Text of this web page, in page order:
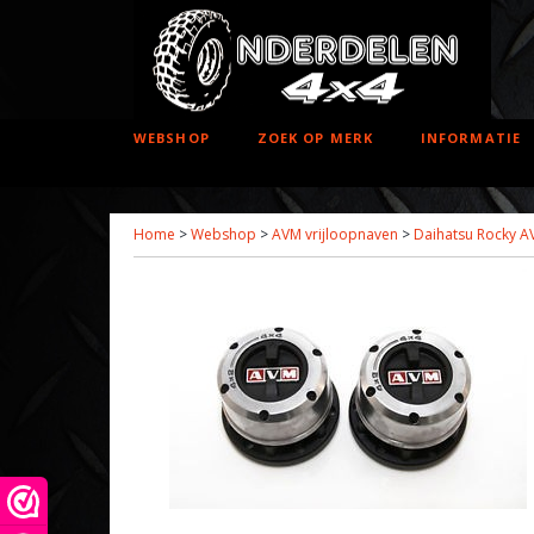
WEBSHOP ZOEK OP MERK INFORMATIE
Home >Webshop >AVM vrijloopnaven > Daihatsu Rocky